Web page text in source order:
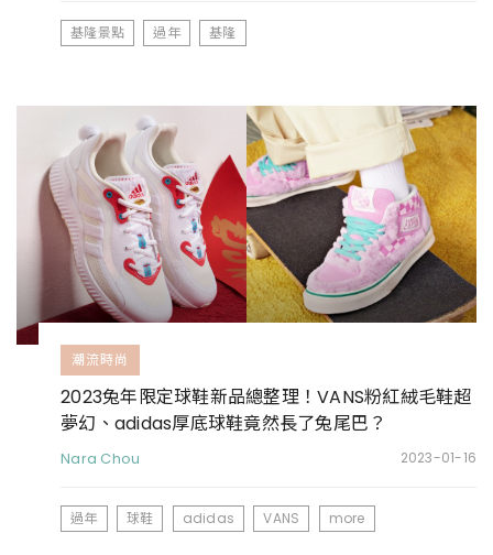
基隆景點 過年 基隆
潮流時尚
2023兔年限定球鞋新品總整理！VANS粉紅絨毛鞋超
夢幻、adidas厚底球鞋竟然長了兔尾巴？
Nara Chou 2023-01-16
過年 球鞋 adidas VANS more